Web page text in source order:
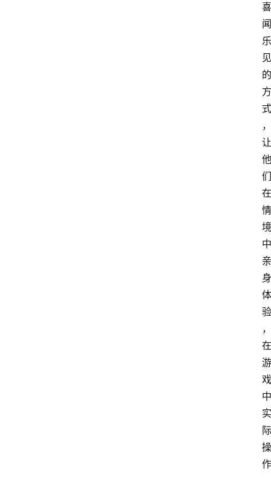
喜
闻
乐
见
的
方
式
，
让
他
们
在
情
境
中
亲
身
体
验
，
在
游
戏
中
实
际
操
作